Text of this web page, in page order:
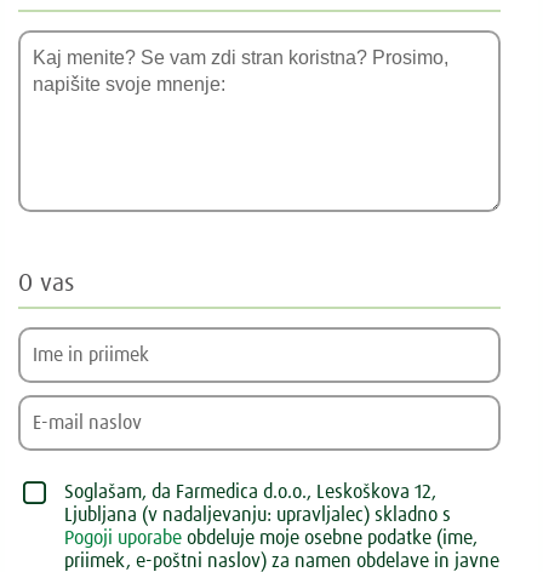
O vas
Soglašam, da Farmedica d.o.o., Leskoškova 12,
Ljubljana (v nadaljevanju: upravljalec) skladno s
Pogoji uporabeobdeluje moje osebne podatke (ime,
priimek, e-poštni naslov) za namen obdelave in javne